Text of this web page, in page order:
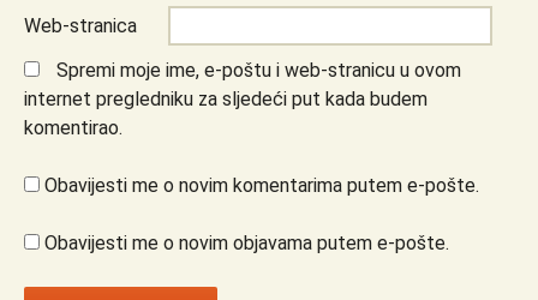
Web-stranica
Spremi moje ime, e-poštu i web-stranicu u ovom
internet pregledniku za sljedeći put kada budem
komentirao.
Obavijesti me o novim komentarima putem e-pošte.
Obavijesti me o novim objavama putem e-pošte.